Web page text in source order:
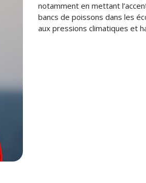
notamment en mettant
bancs de poissons dans les
aux pressions climatiques et